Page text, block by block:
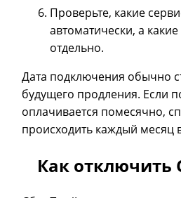
Проверьте, какие
автоматически, а
отдельно.
Дата подключения обычно
будущего продления. Если
оплачивается помесячно,
происходить каждый месяц в
Как отключить